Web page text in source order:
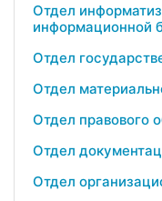
Отдел
информационной
Отдел
Отдел
Отдел правового
Отдел
Отдел